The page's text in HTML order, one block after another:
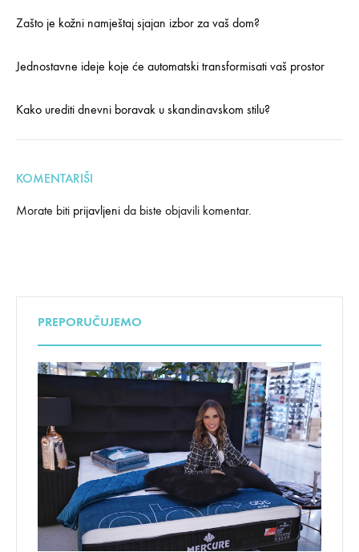
Zašto je kožni namještaj sjajan izbor za vaš dom?
Jednostavne ideje koje će automatski transformisati vaš prostor
Kako urediti dnevni boravak u skandinavskom stilu?
KOMENTARIŠI
Morate biti prijavljeni da biste objavili komentar.
PREPORUČUJEMO